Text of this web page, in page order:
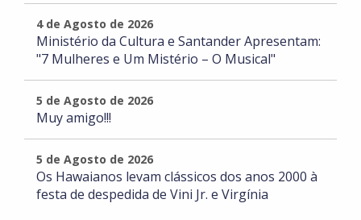
4 de Agosto de 2026
Ministério da Cultura e Santander Apresentam:
"7 Mulheres e Um Mistério – O Musical"
5 de Agosto de 2026
Muy amigo!!!
5 de Agosto de 2026
Os Hawaianos levam clássicos dos anos 2000 à
festa de despedida de Vini Jr. e Virgínia